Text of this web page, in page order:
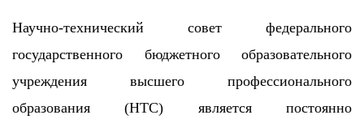
Научно-технический совет федерального
государственного бюджетного образовательного
учреждения высшего профессионального
образования (НТС) является постоянно